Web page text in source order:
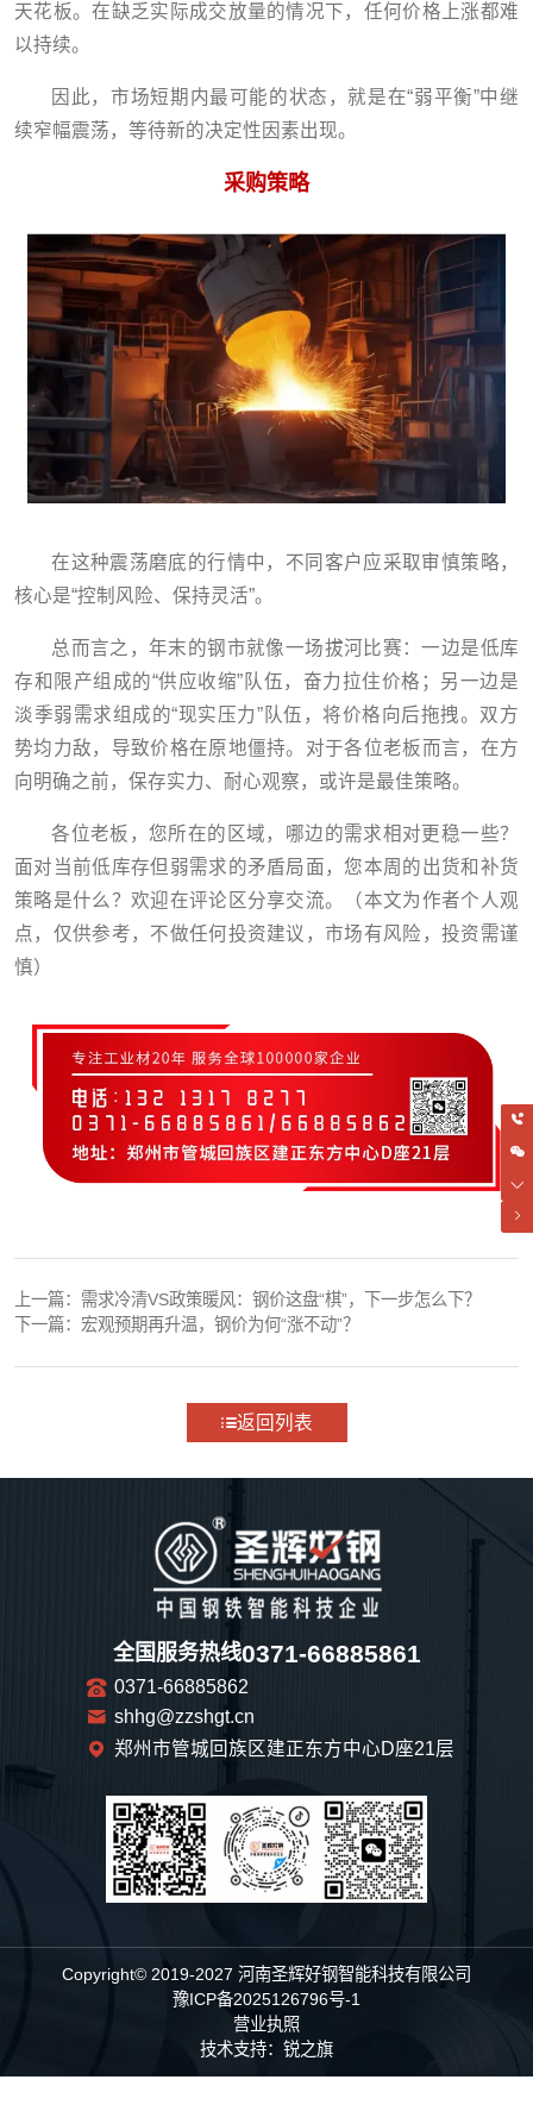
天花板。在缺乏实际成交放量的情况下，任何价格上涨都难
以持续。
因此，市场短期内最可能的状态，就是在“弱平衡”中继
续窄幅震荡，等待新的决定性因素出现。
采购策略
在这种震荡磨底的行情中，不同客户应采取审慎策略，
核心是“控制风险、保持灵活”。
总而言之，年末的钢市就像一场拔河比赛：一边是低库
存和限产组成的“供应收缩”队伍，奋力拉住价格；另一边是
淡季弱需求组成的“现实压力”队伍，将价格向后拖拽。双方
势均力敌，导致价格在原地僵持。对于各位老板而言，在方
向明确之前，保存实力、耐心观察，或许是最佳策略。
各位老板，您所在的区域，哪边的需求相对更稳一些？
面对当前低库存但弱需求的矛盾局面，您本周的出货和补货
策略是什么？欢迎在评论区分享交流。（本文为作者个人观
点，仅供参考，不做任何投资建议，市场有风险，投资需谨
慎）
上一篇： 需求冷清VS政策暖风：钢价这盘“棋”，下一步怎么下？
下一篇： 宏观预期再升温，钢价为何“涨不动”？
返回列表
全国服务热线0371-66885861
0371-66885862
shhg@zzshgt.cn
郑州市管城回族区建正东方中心D座21层
Copyright© 2019-2027 河南圣辉好钢智能科技有限公司
豫ICP备2025126796号-1
营业执照
技术支持： 锐之旗